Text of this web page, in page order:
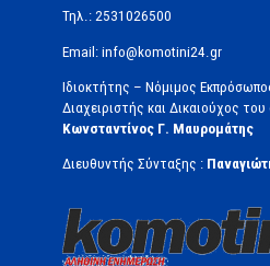
Τηλ.: 2531026500
Email: info@komotini24.gr
Ιδιοκτήτης – Νόμιμος
Διαχειριστής και Δικαιούχος
Κωνσταντίνος Γ. Μαυρομάτης
Διευθυντής Σύνταξης :